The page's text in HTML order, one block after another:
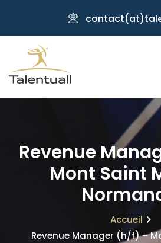
Revenue
Mont Saint
Accueil
Revenue Manager (h/f) –